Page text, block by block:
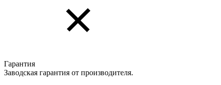
Гарантия
Заводская гарантия от производителя.